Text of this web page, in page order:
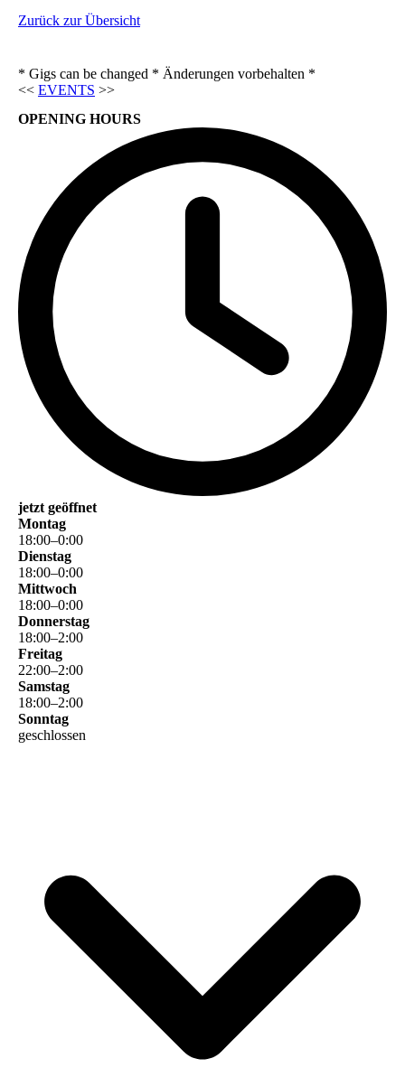
Zurück zur Übersicht
* Gigs can be changed * Änderungen vorbehalten *
<< EVENTS >>
OPENING HOURS
jetzt geöffnet
Montag
18:00–0:00
Dienstag
18:00–0:00
Mittwoch
18:00–0:00
Donnerstag
18:00–2:00
Freitag
22:00–2:00
Samstag
18:00–2:00
Sonntag
geschlossen